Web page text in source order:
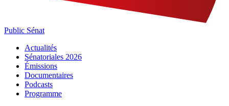
Public Sénat
Actualités
Sénatoriales 2026
Émissions
Documentaires
Podcasts
Programme